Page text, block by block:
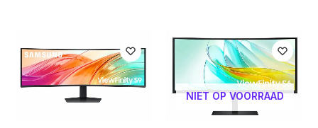
NIET OP VOORRAAD